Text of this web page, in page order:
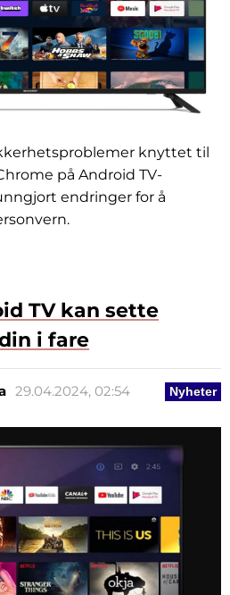
knyttet til
på Android TV-
endringer for å
TV kan sette
i fare
Nyheter
29.04.2024, 02:54